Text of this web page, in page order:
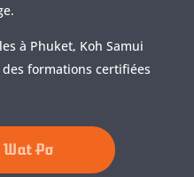
à Phuket, Koh Samui
formations certifiées
Po